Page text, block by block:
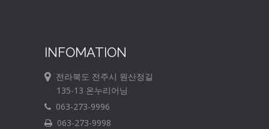
INFOMATION
전라북도 전주시 원산정길
135-13 온누리어닝
063-273-9996
063-273-9998